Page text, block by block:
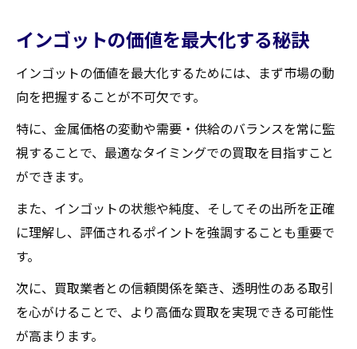
インゴットの価値を最大化する秘訣
インゴットの価値を最大化するためには、まず市場の動
向を把握することが不可欠です。
特に、金属価格の変動や需要・供給のバランスを常に監
視することで、最適なタイミングでの買取を目指すこと
ができます。
また、インゴットの状態や純度、そしてその出所を正確
に理解し、評価されるポイントを強調することも重要で
す。
次に、買取業者との信頼関係を築き、透明性のある取引
を心がけることで、より高価な買取を実現できる可能性
が高まります。